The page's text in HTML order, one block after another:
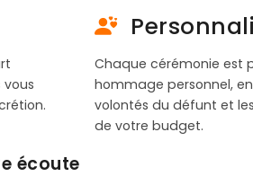
Chaque cérémonie est
hommage personnel,
volontés du défunt et
de votre budget.
écoute